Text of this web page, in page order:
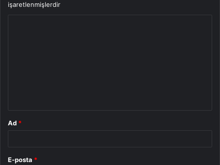
işaretlenmişlerdir
Ad *
E-posta *